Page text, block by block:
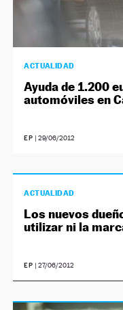
ACTUALIDAD
Ayuda de 1.200
automóviles en
EP | 29/06/2012
ACTUALIDAD
Los nuevos
utilizar ni la
EP | 27/06/2012